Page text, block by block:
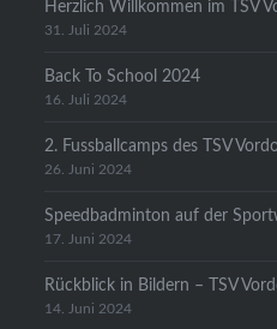
Herzlich Willkommen im TSV
31. Juli 2024
Back To School 2024
16. Juli 2024
2. Fussballcamps des TSV
26. Juni 2024
Speedbadminton auf der
17. Juni 2024
Rückblick in Bildern – TSV
14. Juni 2024